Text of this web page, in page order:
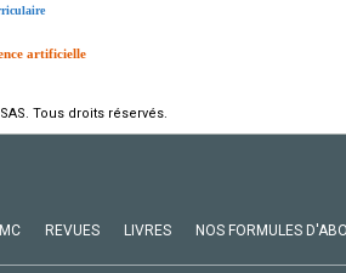
artificielle
Tous droits réservés.
REVUES LIVRES NOS FORMULES